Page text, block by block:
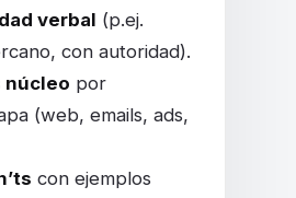
verbal (p.ej.
con autoridad).
núcleo por
(web, emails, ads,
con ejemplos